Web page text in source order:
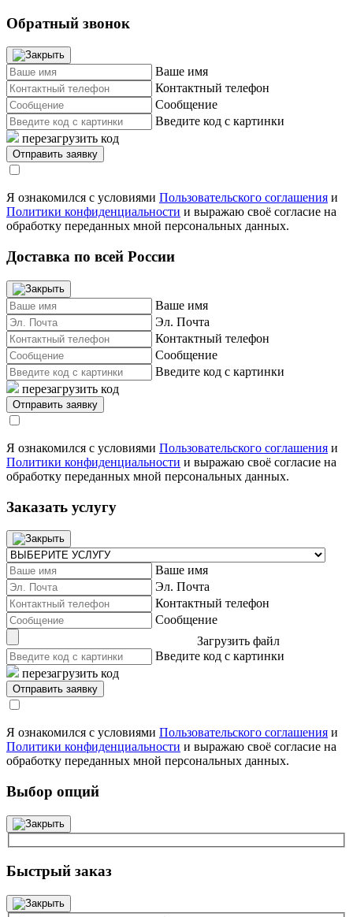
Обратный звонок
Ваше имя
Контактный телефон
Сообщение
Введите код с картинки
перезагрузить код
Я ознакомился с условиями Пользовательского соглашения и
Политики конфиденциальности и выражаю своё согласие на
обработку переданных мной персональных данных.
Доставка по всей России
Ваше имя
Эл. Почта
Контактный телефон
Сообщение
Введите код с картинки
перезагрузить код
Я ознакомился с условиями Пользовательского соглашения и
Политики конфиденциальности и выражаю своё согласие на
обработку переданных мной персональных данных.
Заказать услугу
Ваше имя
Эл. Почта
Контактный телефон
Сообщение
Загрузить файл
Введите код с картинки
перезагрузить код
Я ознакомился с условиями Пользовательского соглашения и
Политики конфиденциальности и выражаю своё согласие на
обработку переданных мной персональных данных.
Выбор опций
Быстрый заказ